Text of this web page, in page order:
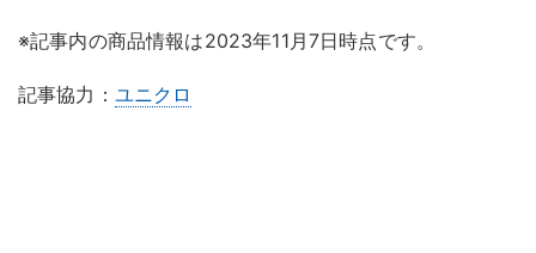
※記事内の商品情報は2023年11月7日時点です。
記事協力： ユニクロ